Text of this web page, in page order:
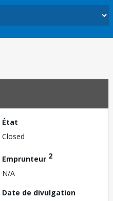
État
Closed
Emprunteur 2
N/A
Date de divulgation